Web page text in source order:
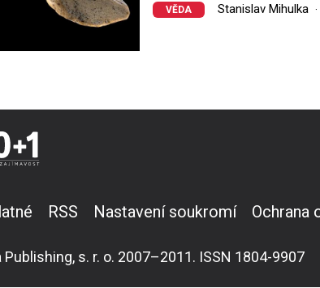
VĚDA Stanislav Mihulka
RSS Nastavení soukromí Ochrana
Publishing, s. r. o. 2007–2011. ISSN 1804-9907